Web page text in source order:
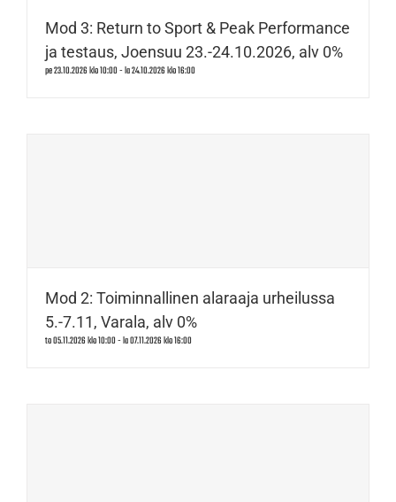
Mod 3: Return to Sport & Peak Performance
ja testaus, Joensuu 23.-24.10.2026, alv 0%
pe 23.10.2026 klo 10:00-la 24.10.2026 klo 16:00
Mod 2: Toiminnallinen alaraaja urheilussa
5.-7.11, Varala, alv 0%
to 05.11.2026 klo 10:00-la 07.11.2026 klo 16:00